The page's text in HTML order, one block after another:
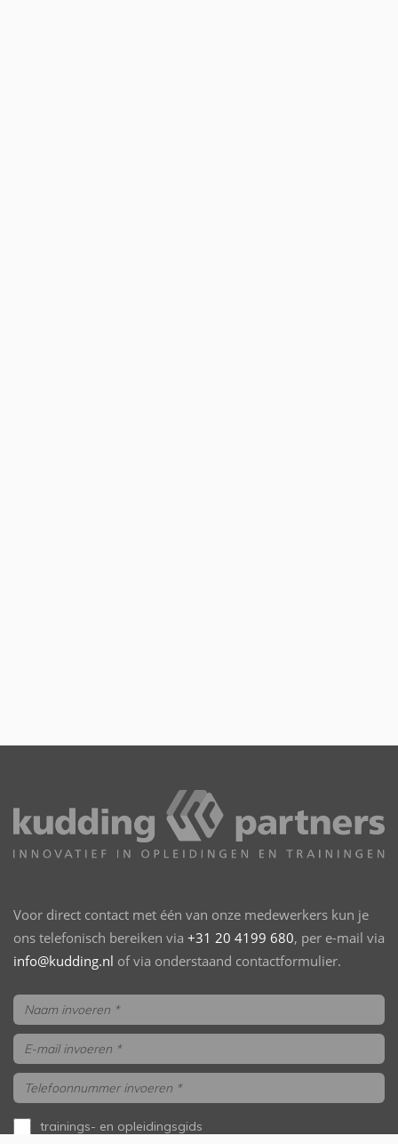
Voor direct contact met één van onze medewerkers kun je
ons telefonisch bereiken via +31 20 4199 680, per e-mail via
info@kudding.nl of via onderstaand contactformulier.
trainings- en opleidingsgids